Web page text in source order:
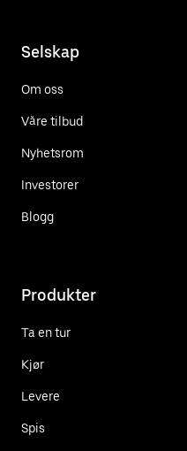
Selskap
Om oss
Våre tilbud
Nyhetsrom
Investorer
Blogg
Produkter
Ta en tur
Kjør
Levere
Spis